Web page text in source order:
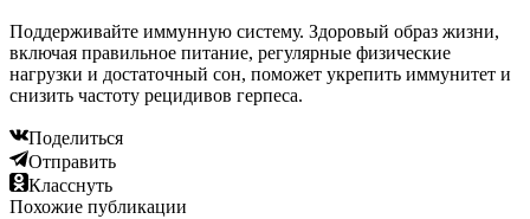
Поддерживайте иммунную систему. Здоровый образ жизни,
включая правильное питание, регулярные физические
нагрузки и достаточный сон, поможет укрепить иммунитет и
снизить частоту рецидивов герпеса.
Поделиться
Отправить
Класснуть
Похожие публикации